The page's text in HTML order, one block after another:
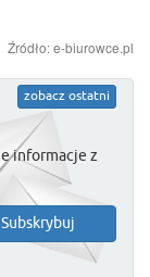
Źródło: e-biurowce.pl
zobacz ostatni
informacje z